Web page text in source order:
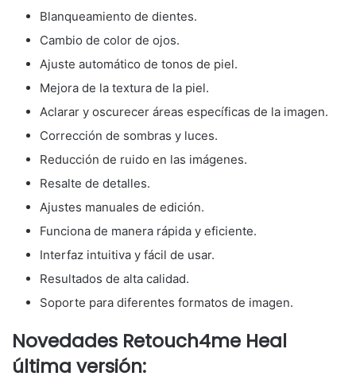
Blanqueamiento de dientes.
Cambio de color de ojos.
Ajuste automático de tonos de piel.
Mejora de la textura de la piel.
Aclarar y oscurecer áreas específicas de la imagen.
Corrección de sombras y luces.
Reducción de ruido en las imágenes.
Resalte de detalles.
Ajustes manuales de edición.
Funciona de manera rápida y eficiente.
Interfaz intuitiva y fácil de usar.
Resultados de alta calidad.
Soporte para diferentes formatos de imagen.
Novedades Retouch4me Heal
última versión: